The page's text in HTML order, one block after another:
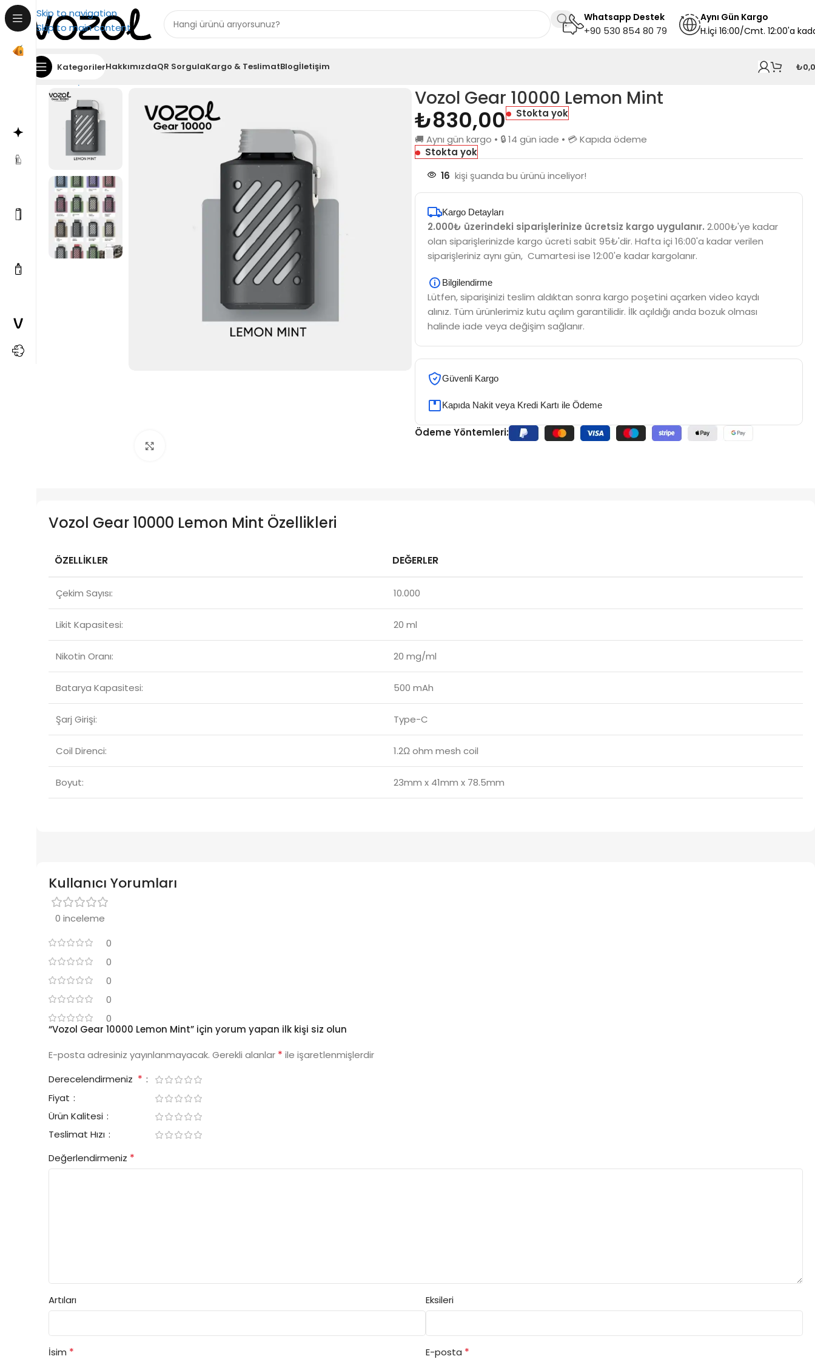
Skip to navigation
Skip to main content
Whatsapp Destek
+90 530 854 80 79
Aynı Gün Kargo
H.İçi 16:00/Cmt. 12:00'a
KategorilerHakkımızdaQR SorgulaKargo & TeslimatBlogİletişim ₺
Ana Sayfa
Vozol Gear 10000 Lemon Mint
₺830,00 Stokta yok
🚚 Aynı gün kargo • 🔒 14 gün iade • 💳 Kapıda ödeme
Stokta yok
16 kişi şuanda bu ürünü inceliyor!
Kargo Detayları
2.000₺ üzerindeki siparişlerinize ücretsiz kargo uygulanır. 2.000₺'ye kadar
olan siparişlerinizde kargo ücreti sabit 95₺'dir. Hafta içi 16:00'a kadar verilen
siparişleriniz aynı gün, Cumartesi ise 12:00'e kadar kargolanır.
Bilgilendirme
Lütfen, siparişinizi teslim aldıktan sonra kargo poşetini açarken video kaydı
alınız. Tüm ürünlerimiz kutu açılım garantilidir. İlk açıldığı anda bozuk olması
halinde iade veya değişim sağlanır.
Güvenli Kargo
Kapıda Nakit veya Kredi Kartı ile Ödeme
Ödeme Yöntemleri:
Vozol Gear 10000 Lemon Mint Özellikleri
ÖZELLİKLER DEĞERLER
Çekim Sayısı: 10.000
Likit Kapasitesi: 20 ml
Nikotin Oranı: 20 mg/ml
Batarya Kapasitesi: 500 mAh
Şarj Girişi: Type-C
Coil Direnci: 1.2Ω ohm mesh coil
Boyut: 23mm x 41mm x 78.5mm
Kullanıcı Yorumları
0 inceleme
0
0
0
0
0
“Vozol Gear 10000 Lemon Mint” için yorum yapan ilk kişi siz olun
E-posta adresiniz yayınlanmayacak. Gerekli alanlar * ile işaretlenmişlerdir
Derecelendirmeniz *
Fiyat
Ürün Kalitesi
Teslimat Hızı
Değerlendirmeniz *
Artıları Eksileri
İsim * E-posta *